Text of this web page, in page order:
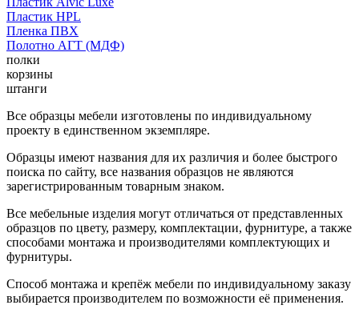
Пластик HPL
Пленка ПВХ
Полотно АГТ (МДФ)
полки
корзины
штанги
Все образцы мебели изготовлены по индивидуальному
проекту в единственном экземпляре.
Образцы имеют названия для их различия и более быстрого
поиска по сайту, все названия образцов не являются
зарегистрированным товарным знаком.
Все мебельные изделия могут отличаться от представленных
образцов по цвету, размеру, комплектации, фурнитуре, а также
способами монтажа и производителями комплектующих и
фурнитуры.
Способ монтажа и крепёж мебели по индивидуальному заказу
выбирается производителем по возможности её применения.